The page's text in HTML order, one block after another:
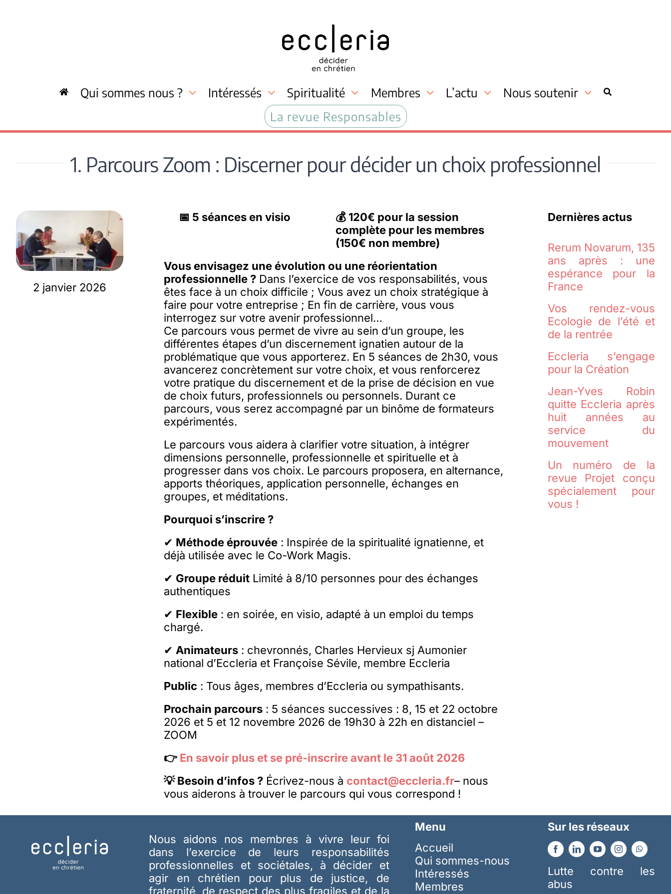
Qui sommes nous ? Intéressés Spiritualité Membres L’actu
Nous soutenir
La revue Responsables
1. Parcours Zoom : Discerner pour décider un choix professionnel
2 janvier 2026
📅 5 séances en visio
💰 120€ pour la session
complète pour les membres
(150€ non membre)
Vous envisagez une évolution ou une réorientation
professionnelle ? Dans l’exercice de vos responsabilités, vous
êtes face à un choix difficile ; Vous avez un choix stratégique à
faire pour votre entreprise ; En fin de carrière, vous vous
interrogez sur votre avenir professionnel…
Ce parcours vous permet de vivre au sein d’un groupe, les
différentes étapes d’un discernement ignatien autour de la
problématique que vous apporterez. En 5 séances de 2h30, vous
avancerez concrètement sur votre choix, et vous renforcerez
votre pratique du discernement et de la prise de décision en vue
de choix futurs, professionnels ou personnels. Durant ce
parcours, vous serez accompagné par un binôme de formateurs
expérimentés.
Le parcours vous aidera à clarifier votre situation, à intégrer
dimensions personnelle, professionnelle et spirituelle et à
progresser dans vos choix. Le parcours proposera, en alternance,
apports théoriques, application personnelle, échanges en
groupes, et méditations.
Pourquoi s’inscrire ?
✔ Méthode éprouvée : Inspirée de la spiritualité ignatienne, et
déjà utilisée avec le Co-Work Magis.
✔ Groupe réduit Limité à 8/10 personnes pour des échanges
authentiques
✔ Flexible : en soirée, en visio, adapté à un emploi du temps
chargé.
✔Animateurs : chevronnés, Charles Hervieux sj Aumonier
national d’Eccleria et Françoise Sévile, membre Eccleria
Public : Tous âges, membres d’Eccleria ou sympathisants.
Prochain parcours : 5 séances successives : 8, 15 et 22 octobre
2026 et 5 et 12 novembre 2026 de 19h30 à 22h en distanciel –
ZOOM
👉 En savoir plus et se pré-inscrireavant le 31 août 2026
💡 Besoin d’infos ? Écrivez-nous à contact@eccleria.fr– nous
vous aiderons à trouver le parcours qui vous correspond !
Dernières actus
Rerum Novarum, 135
ans après : une
espérance pour la
France
Vos rendez-vous
Ecologie de l’été et
de la rentrée
Eccleria s’engage
pour la Création
Jean-Yves Robin
quitte Eccleria après
huit années au
service du
mouvement
Un numéro de la
revue Projet conçu
spécialement pour
vous !
Nous aidons nos membres à vivre leur foi
dans l’exercice de leurs responsabilités
professionnelles et sociétales, à décider et
agir en chrétien pour plus de justice, de
fraternité, de respect des plus fragiles et de la
Menu
Accueil
Qui sommes-nous
Intéressés
Membres
Sur les réseaux
Lutte contre les
abus